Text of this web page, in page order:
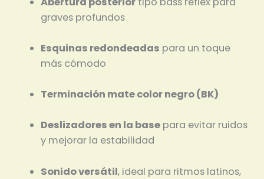
graves profundos
Esquinas redondeadas para un toque
más cómodo
Terminación mate color negro (BK)
Deslizadores en la base para evitar ruidos
y mejorar la estabilidad
Sonido versátil, ideal para ritmos latinos,